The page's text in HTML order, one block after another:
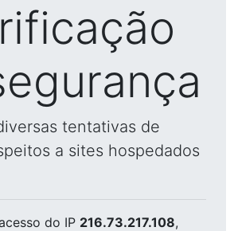
tentativas de
a sites hospedados
do IP 216.73.217.108,